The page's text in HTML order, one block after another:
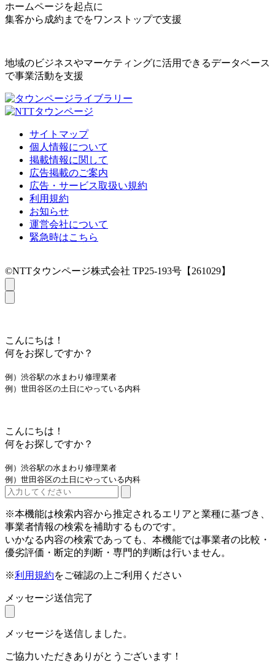
ホームページを起点に
集客から成約までをワンストップで支援
地域のビジネスやマーケティングに活用できるデータベース
で事業活動を支援
サイトマップ
個人情報について
掲載情報に関して
広告掲載のご案内
広告・サービス取扱い規約
利用規約
お知らせ
運営会社について
緊急時はこちら
©NTTタウンページ株式会社 TP25-193号【261029】
こんにちは！
何をお探しですか？
例）渋谷駅の水まわり修理業者
例）世田谷区の土日にやっている内科
こんにちは！
何をお探しですか？
例）渋谷駅の水まわり修理業者
例）世田谷区の土日にやっている内科
※本機能は検索内容から推定されるエリアと業種に基づき、
事業者情報の検索を補助するものです。
いかなる内容の検索であっても、本機能では事業者の比較・
優劣評価・断定的判断・専門的判断は行いません。
※利用規約をご確認の上ご利用ください
メッセージ送信完了
メッセージを送信しました。
ご協力いただきありがとうございます！